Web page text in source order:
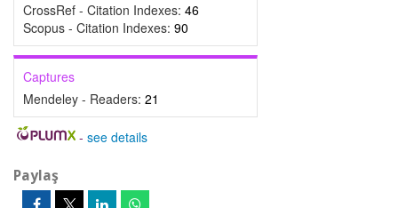
CrossRef - Citation Indexes: 46
Scopus - Citation Indexes: 90
Captures
Mendeley - Readers: 21
- see details
Paylaş